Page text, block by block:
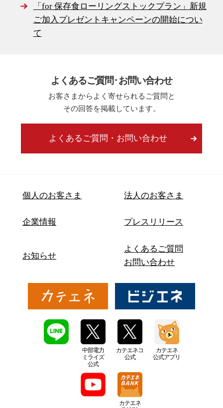
「for 保存食ローリングストックプラン」新規
ご加入プレゼントキャンペーンの開始につい
て
よくあるご質問･お問い合わせ
お客さまからよく寄せられるご質問と
その回答を掲載しています。
よくあるご質問・お問い合わせ
個人のお客さま 法人のお客さま
企業情報 プレスリリース
お知らせ
よくあるご質問
お問い合わせ
中部電力
ミライズ
公式
カテエネコ
公式
カテエネ
公式アプリ
カテエネ